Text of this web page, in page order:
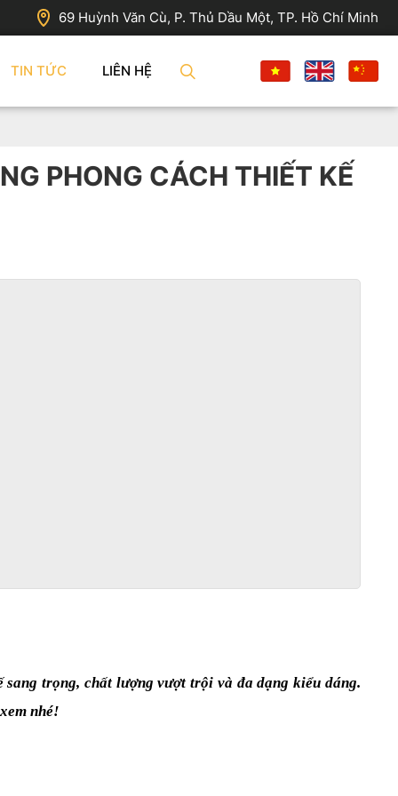
69 Huỳnh Văn Cù, P. Thủ Dầu Một, TP. Hồ Chí Minh
TIN TỨC LIÊN HỆ
PHONG CÁCH THIẾT KẾ
trọng, chất lượng vượt trội và đa dạng kiểu dáng.
nhé!